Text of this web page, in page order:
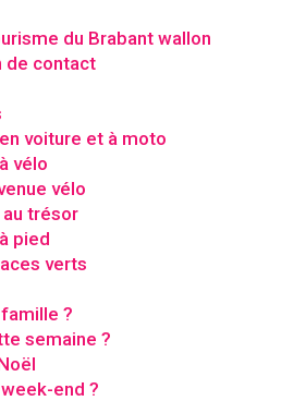
du Brabant wallon
de contact
voiture et à moto
vélo
vélo
au trésor
pied
verts
?
semaine ?
end ?